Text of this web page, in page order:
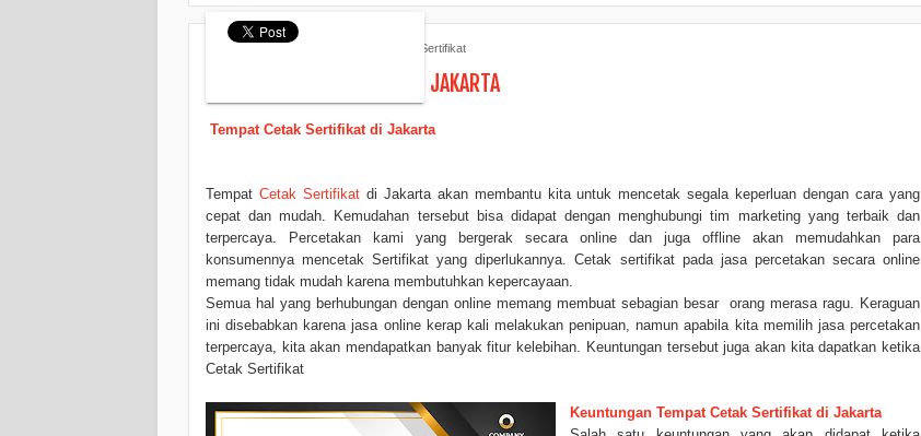
Cetak Sertifikat
TEMPAT CETAK SETIFIKAT DI JAKARTA
Tempat Cetak Sertifikat di Jakarta
Tempat Cetak Sertifikatdi Jakarta akan membantu kita untuk mencetak segala keperluan dengan cara yang
cepat dan mudah. Kemudahan tersebut bisa didapat dengan menghubungi tim marketing yang terbaik dan
terpercaya. Percetakan kami yang bergerak secara online dan juga offline akan memudahkan para
konsumennya mencetak Sertifikat yang diperlukannya. Cetak sertifikat pada jasa percetakan secara online
memang tidak mudah karena membutuhkan kepercayaan.
Semua hal yang berhubungan dengan online memang membuat sebagian besar orang merasa ragu. Keraguan
ini disebabkan karena jasa online kerap kali melakukan penipuan, namun apabila kita memilih jasa percetakan
terpercaya, kita akan mendapatkan banyak fitur kelebihan. Keuntungan tersebut juga akan kita dapatkan ketika
Cetak Sertifikat
Keuntungan Tempat Cetak Sertifikat di Jakarta